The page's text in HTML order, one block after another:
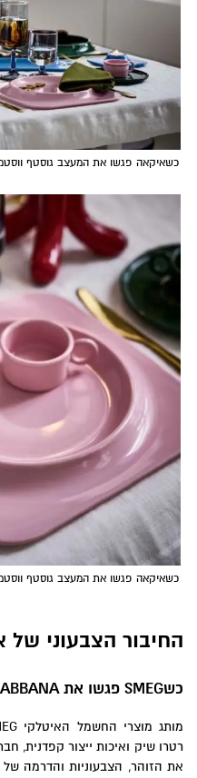
כשאיקאה פגשו את המעצב גוסטף
כשאיקאה פגשו את המעצב גוסטף
החיבור הצבעוני של
כשSMEG פגשו את
רטרו שיק ואיכות ייצור קפדנית,
את הזוהר, הצבעוניות והדרמה